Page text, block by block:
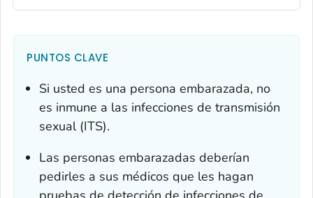
PUNTOS CLAVE
Si usted es una persona embarazada, no
es inmune a las infecciones de transmisión
sexual (ITS).
Las personas embarazadas deberían
pedirles a sus médicos que les hagan